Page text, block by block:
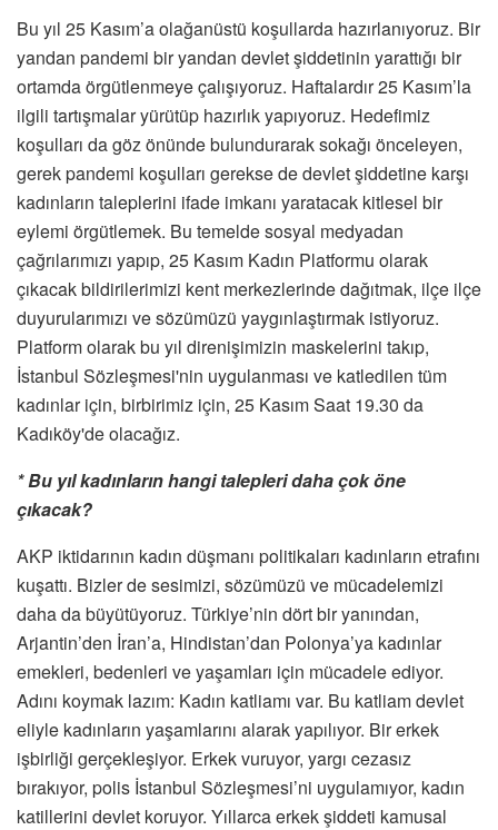
Bu yıl 25 Kasım’a olağanüstü koşullarda hazırlanıyoruz. Bir
yandan pandemi bir yandan devlet şiddetinin yarattığı bir
ortamda örgütlenmeye çalışıyoruz. Haftalardır 25 Kasım’la
ilgili tartışmalar yürütüp hazırlık yapıyoruz. Hedefimiz
koşulları da göz önünde bulundurarak sokağı önceleyen,
gerek pandemi koşulları gerekse de devlet şiddetine karşı
kadınların taleplerini ifade imkanı yaratacak kitlesel bir
eylemi örgütlemek. Bu temelde sosyal medyadan
çağrılarımızı yapıp, 25 Kasım Kadın Platformu olarak
çıkacak bildirilerimizi kent merkezlerinde dağıtmak, ilçe ilçe
duyurularımızı ve sözümüzü yaygınlaştırmak istiyoruz.
Platform olarak bu yıl direnişimizin maskelerini takıp,
İstanbul Sözleşmesi'nin uygulanması ve katledilen tüm
kadınlar için, birbirimiz için, 25 Kasım Saat 19.30 da
Kadıköy'de olacağız.
* Bu yıl kadınların hangi talepleri daha çok öne
çıkacak?
AKP iktidarının kadın düşmanı politikaları kadınların etrafını
kuşattı. Bizler de sesimizi, sözümüzü ve mücadelemizi
daha da büyütüyoruz. Türkiye’nin dört bir yanından,
Arjantin’den İran’a, Hindistan’dan Polonya’ya kadınlar
emekleri, bedenleri ve yaşamları için mücadele ediyor.
Adını koymak lazım: Kadın katliamı var. Bu katliam devlet
eliyle kadınların yaşamlarını alarak yapılıyor. Bir erkek
işbirliği gerçekleşiyor. Erkek vuruyor, yargı cezasız
bırakıyor, polis İstanbul Sözleşmesi’ni uygulamıyor, kadın
katillerini devlet koruyor. Yıllarca erkek şiddeti kamusal